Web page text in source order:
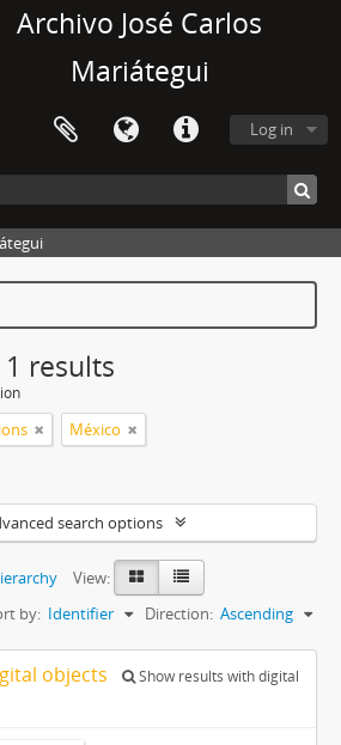
Archivo José Carlos
Mariátegui
Log in
results
México
search options
View:
by: Identifier Direction: Ascending
objects
Show results with digital